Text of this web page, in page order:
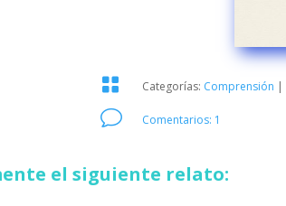
 Categorías: Comprensión |
v Comentarios: 1
el siguiente relato: